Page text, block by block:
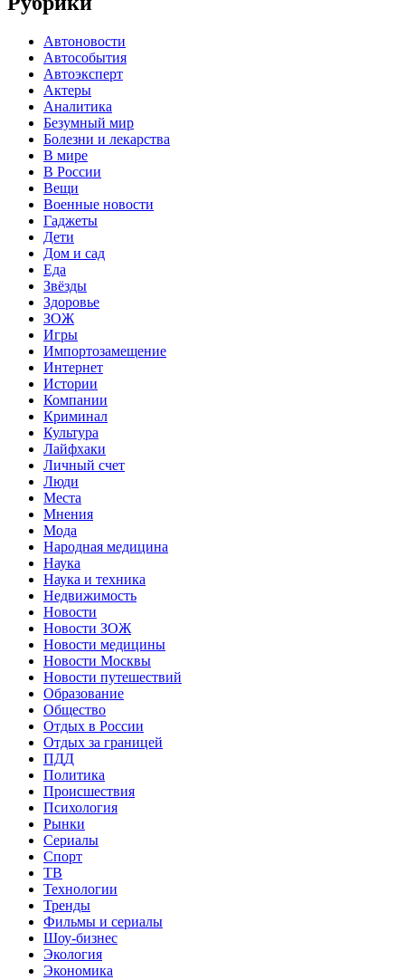
Автоновости
Автособытия
Автоэксперт
Актеры
Аналитика
Безумный мир
Болезни и лекарства
В мире
В России
Вещи
Военные новости
Гаджеты
Дети
Дом и сад
Еда
Звёзды
Здоровье
ЗОЖ
Игры
Импортозамещение
Интернет
Истории
Компании
Криминал
Культура
Лайфхаки
Личный счет
Люди
Места
Мнения
Мода
Народная медицина
Наука
Наука и техника
Недвижимость
Новости
Новости ЗОЖ
Новости медицины
Новости Москвы
Новости путешествий
Образование
Общество
Отдых в России
Отдых за границей
ПДД
Политика
Происшествия
Психология
Рынки
Сериалы
Спорт
ТВ
Технологии
Тренды
Фильмы и сериалы
Шоу-бизнес
Экология
Экономика